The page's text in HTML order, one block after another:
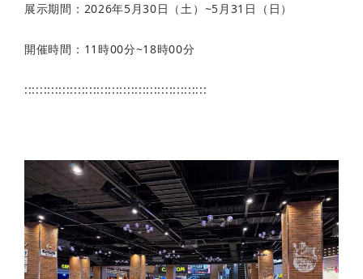
展示期間：2026年5月30日（土）~5月31日（日）
開催時間：11時00分~18時00分
::::::::::::::::::::::::::::::::::::::::::::::::